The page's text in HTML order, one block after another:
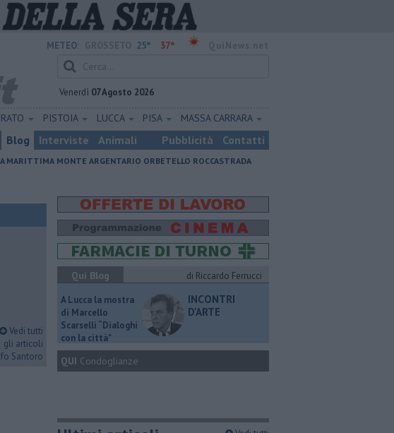
METEO: 25° 37°
Venerdì 07 Agosto 2026
PISTOIA LUCCA PISA MASSA CARRARA
Blog Interviste Animali Pubblicità Contatti
MARITTIMA MONTE ARGENTARIO ORBETELLO ROCCASTRADA
Vedi tutti
gli articoli
Santoro
Qui Blog
di Riccardo Ferrucci
A Lucca la mostra
di Marcello
Scarselli “Dialoghi
con la città"
INCONTRI
D'ARTE
QUI Condoglianze